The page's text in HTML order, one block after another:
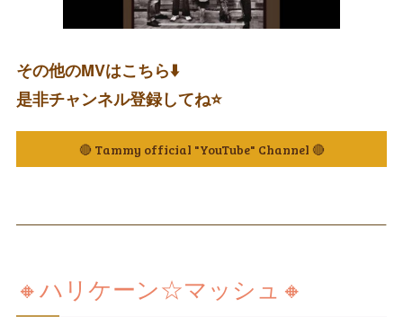
その他のMVはこちら⬇️
是非チャンネル登録してね⭐️
🔴 Tammy official "YouTube" Channel 🔴
🔸ハリケーン☆マッシュ🔸